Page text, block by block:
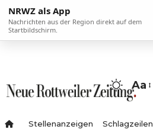
NRWZ als App
Nachrichten aus der Region direkt auf dem
Startbildschirm.
Aa
Stellenanzeigen Schlagzeilen